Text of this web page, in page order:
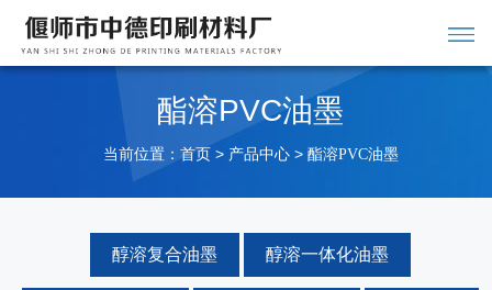
酯溶PVC油墨
当前位置： 首页> 产品中心> 酯溶PVC油墨
醇溶复合油墨 醇溶一体化油墨